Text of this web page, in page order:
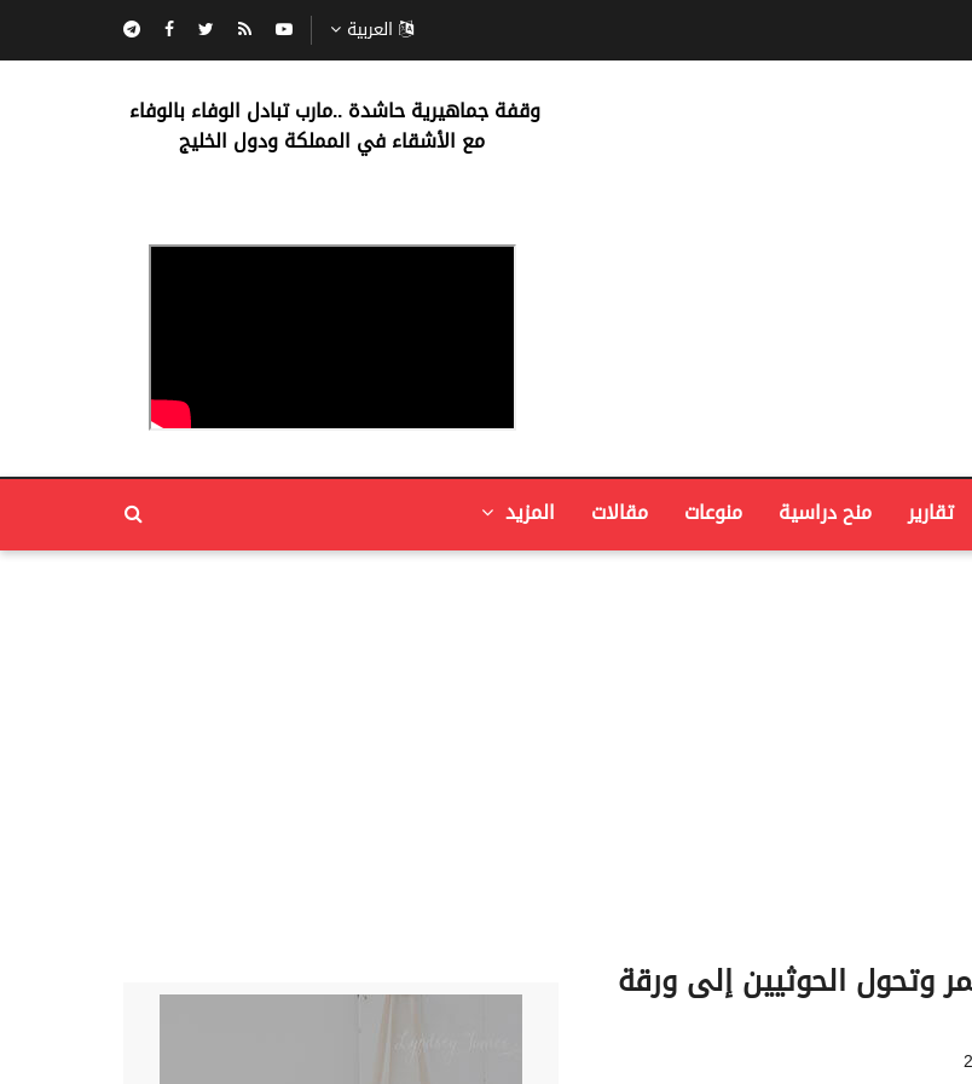
العربية
‏وقفة جماهيرية حاشدة ..مارب ‏تبادل الوفاء بالوفاء ‏
مع الأشقاء في المملكة ودول الخليج
تقارير منح دراسية منوعات مقالات المزيد
وتحول الحوثيين إلى ورقة